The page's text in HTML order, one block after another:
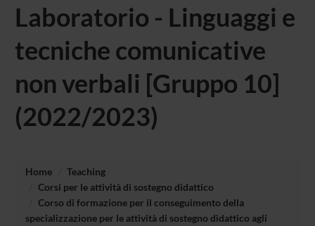
Laboratorio - Linguaggi e
tecniche comunicative
non verbali [Gruppo 10]
(2022/2023)
Home
Teaching
Corsi per le attività di sostegno didattico
Corso di formazione per il conseguimento della
specializzazione per le attività di sostegno didattico agli